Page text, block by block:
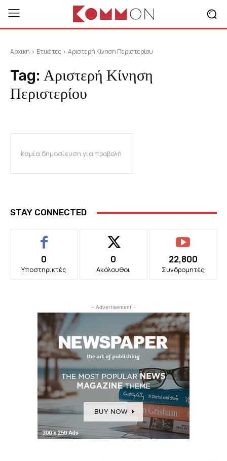
Αρχική Ετικέτες Αριστερή Κίνηση Περιστερίου
Tag: Αριστερή Κίνηση
Περιστερίου
Καμία δημοσίευση για προβολή
STAY CONNECTED
0
Υποστηρικτές
0
Ακόλουθοι
22,800
Συνδρομητές
- Advertisement -